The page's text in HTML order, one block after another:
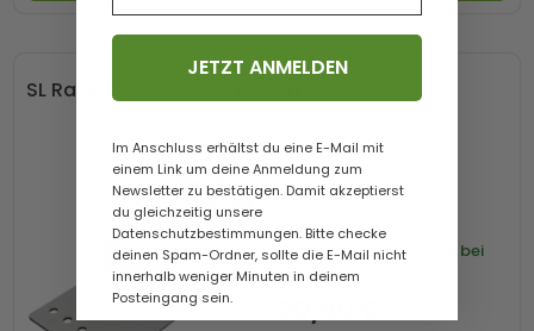
SL Rack 13105-00 Dachhaken SL A2-Tegalit
Lieferzeit1-3 Werktage bei
Paketversand
20,90 €*
JETZT ANMELDEN
Im Anschluss erhältst du eine E-Mail mit
einem Link um deine Anmeldung zum
Newsletter zu bestätigen. Damit akzeptierst
du gleichzeitig unsere
Datenschutzbestimmungen. Bitte checke
deinen Spam-Ordner, sollte die E-Mail nicht
innerhalb weniger Minuten in deinem
Posteingang sein.